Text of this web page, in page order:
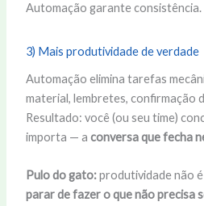
Automação garante consistência.
3) Mais produtividade de verdade
Automação elimina tarefas
material, lembretes, confirmação
Resultado: você (ou seu time)
importa — a conversa que fecha
Pulo do gato:produtividade não é
parar de fazer o que não precisa